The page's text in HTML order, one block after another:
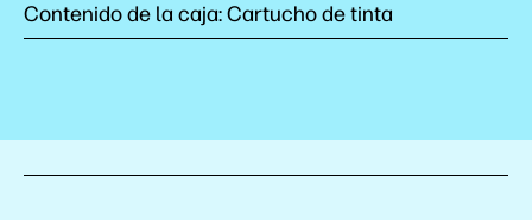
Contenido de la caja: Cartucho de tinta